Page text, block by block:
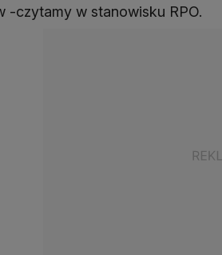
-czytamy w stanowisku RPO.